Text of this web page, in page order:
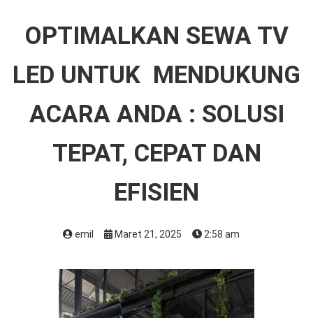
OPTIMALKAN SEWA TV
LED UNTUK MENDUKUNG
ACARA ANDA : SOLUSI
TEPAT, CEPAT DAN
EFISIEN
emil Maret 21, 2025 2:58 am